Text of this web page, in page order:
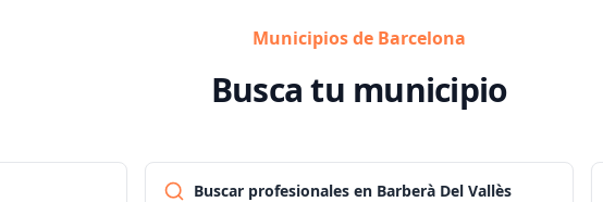
Municipios de Barcelona
Busca tu municipio
Buscar profesionales en Barberà Del Vallès